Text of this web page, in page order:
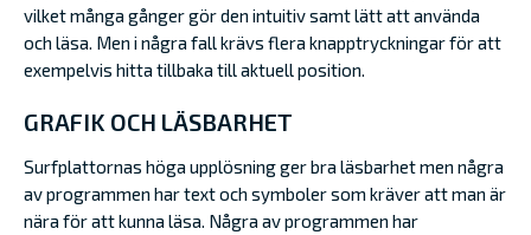
vilket många gånger gör den intuitiv samt lätt att använda
och läsa. Men i några fall krävs flera knapptryckningar för att
exempelvis hitta tillbaka till aktuell position.
GRAFIK OCH LÄSBARHET
Surfplattornas höga upplösning ger bra läsbarhet men några
av programmen har text och symboler som kräver att man är
nära för att kunna läsa. Några av programmen har